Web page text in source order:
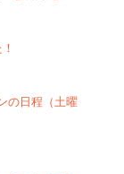
の日程（土曜